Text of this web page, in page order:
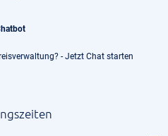
- Jetzt Chat starten